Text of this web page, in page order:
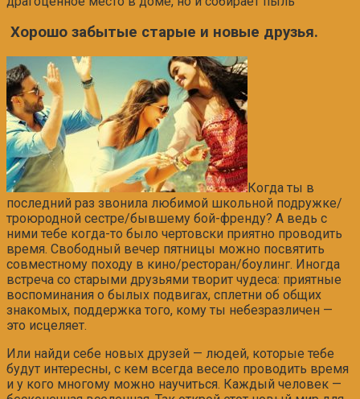
Хорошо забытые старые и новые друзья.
Когда ты в
последний раз звонила любимой школьной подружке/
троюродной сестре/бывшему бой-френду? А ведь с
ними тебе когда-то было чертовски приятно проводить
время. Свободный вечер пятницы можно посвятить
совместному походу в кино/ресторан/боулинг. Иногда
встреча со старыми друзьями творит чудеса: приятные
воспоминания о былых подвигах, сплетни об общих
знакомых, поддержка того, кому ты небезразличен —
это исцеляет.
Или найди себе новых друзей — людей, которые тебе
будут интересны, с кем всегда весело проводить время
и у кого многому можно научиться. Каждый человек —